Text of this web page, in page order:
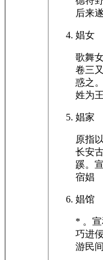
后来遂
娼女
歌舞
卷三
惑之
姓为王
娼家
原指
长安
蹊。
宿娼
娼馆
* 。
巧进
游民